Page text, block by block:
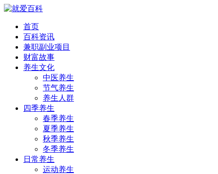
首页
百科资讯
兼职副业项目
财富故事
养生文化
中医养生
节气养生
养生人群
四季养生
春季养生
夏季养生
秋季养生
冬季养生
日常养生
运动养生